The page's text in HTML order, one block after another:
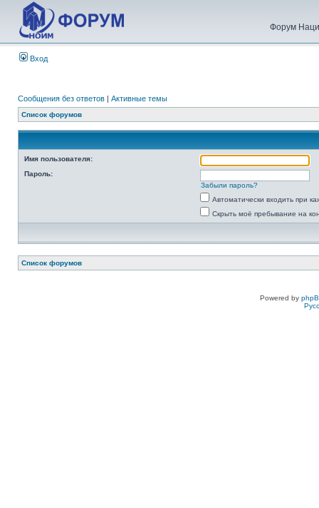
Форум
Вход
Сообщения без ответов | Активные темы
Список форумов
Имя пользователя:
Пароль:
Забыли пароль?
Автоматически входить при
Скрыть моё пребывание на
Список форумов
Powered by